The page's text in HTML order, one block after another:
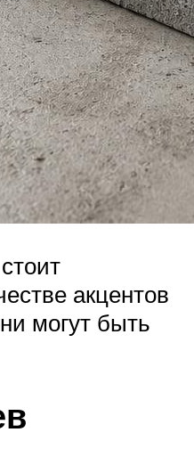
акцентов
могут быть